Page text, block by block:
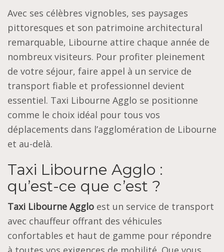
Avec ses célèbres vignobles, ses paysages
pittoresques et son patrimoine architectural
remarquable, Libourne attire chaque année de
nombreux visiteurs. Pour profiter pleinement
de votre séjour, faire appel à un service de
transport fiable et professionnel devient
essentiel. Taxi Libourne Agglo se positionne
comme le choix idéal pour tous vos
déplacements dans l’agglomération de Libourne
et au-delà.
Taxi Libourne Agglo :
qu’est-ce que c’est ?
Taxi Libourne Agglo est un service de transport
avec chauffeur offrant des véhicules
confortables et haut de gamme pour répondre